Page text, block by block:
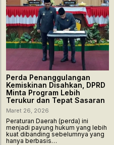
Perda Penanggulangan
Kemiskinan Disahkan, DPRD
Minta Program Lebih
Terukur dan Tepat Sasaran
Maret 26, 2026
Peraturan Daerah (perda) ini
menjadi payung hukum yang lebih
kuat dibanding sebelumnya yang
hanya berbasis…